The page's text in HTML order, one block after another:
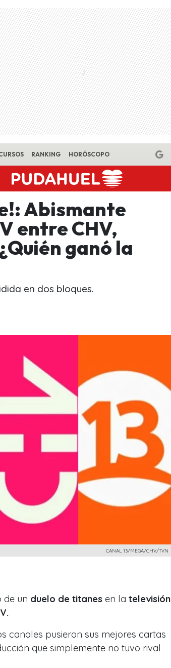
RANKING HORÓSCOPO
Abismante
entre CHV,
ganó la
en dos bloques.
CANAL 13/MEGA/CHV/TVN
de un duelo de titanes en la televisión
canales pusieron sus mejores cartas
que simplemente no tuvo rival